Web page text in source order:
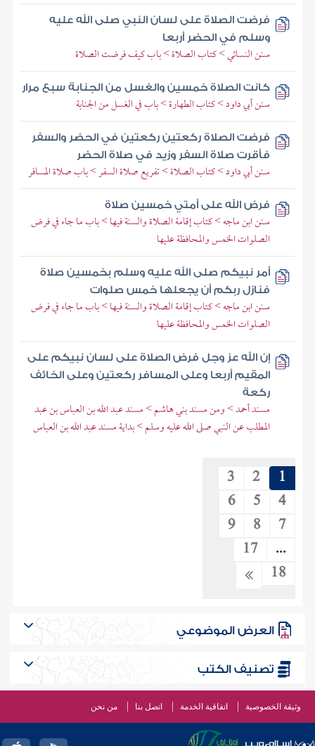
فرضت الصلاة على لسان النبي صلى الله عليه
وسلم في الحضر أربعا
سنن النسائي > كتاب الصلاة > باب كيف فرضت الصلاة
كانت الصلاة خمسين والغسل من الجنابة سبع مرار
سنن أبي داود > كتاب الطهارة > باب في الغسل من الجنابة
فرضت الصلاة ركعتين ركعتين في الحضر والسفر
فأقرت صلاة السفر وزيد في صلاة الحضر
سنن أبي داود > كتاب الصلاة > تفريع صلاة السفر > باب صلاة المسافر
فرض الله على أمتي خمسين صلاة
سنن ابن ماجه > كتاب إقامة الصلاة والسنة فيها > باب ما جاء في فرض
الصلوات الخمس والمحافظة عليها
أمر نبيكم صلى الله عليه وسلم بخمسين صلاة
فنازل ربكم أن يجعلها خمس صلوات
سنن ابن ماجه > كتاب إقامة الصلاة والسنة فيها > باب ما جاء في فرض
الصلوات الخمس والمحافظة عليها
إن الله عز وجل فرض الصلاة على لسان نبيكم على
المقيم أربعا وعلى المسافر ركعتين وعلى الخائف
ركعة
مسند أحمد > ومن مسند بني هاشم > مسند عبد الله بن العباس بن عبد
المطلب عن النبي صلى الله عليه وسلم > بداية مسند عبد الله بن العباس
1
2
3
4
5
6
7
8
9
...
17
18
العرض الموضوعي
تصنيف الكتب
وثيقة الخصوصية اتفاقية الخدمة اتصل بنا من نحن